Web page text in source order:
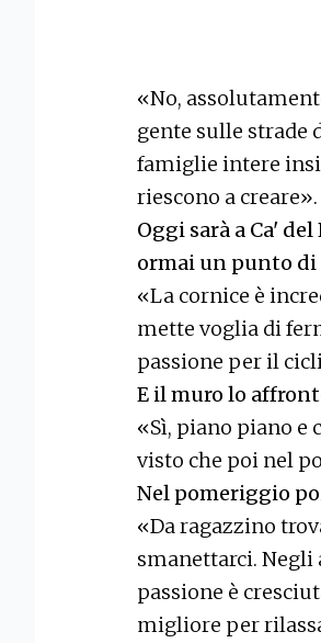
«No,
gente sulle strade
famiglie intere
riescono a creare».
Oggi sarà a Ca'
ormai un punto di
«La cornice è
mette voglia di
passione per il
E il muro lo
«Sì, piano piano e
visto che poi nel
Nel pomeriggio
«Da ragazzino
smanettarci. Negli
passione è
migliore per